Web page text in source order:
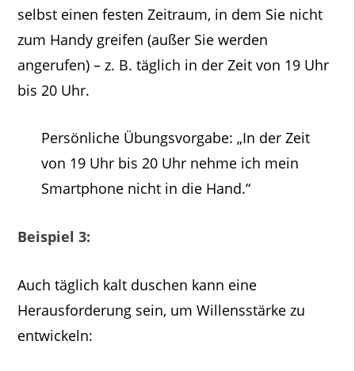
selbst einen festen Zeitraum, in dem Sie nicht
zum Handy greifen (außer Sie werden
angerufen) – z. B. täglich in der Zeit von 19 Uhr
bis 20 Uhr.
Persönliche Übungsvorgabe: „In der Zeit
von 19 Uhr bis 20 Uhr nehme ich mein
Smartphone nicht in die Hand.“
Beispiel 3:
Auch täglich kalt duschen kann eine
Herausforderung sein, um Willensstärke zu
entwickeln: